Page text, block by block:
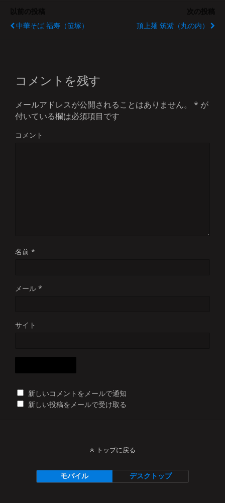
中華そば 福寿（笹塚）
頂上麺 筑紫（丸の内）
コメントを残す
メールアドレスが公開されることはありません。 * が
付いている欄は必須項目です
コメント
名前 *
メール *
サイト
新しいコメントをメールで通知
新しい投稿をメールで受け取る
トップに戻る
モバイル デスクトップ